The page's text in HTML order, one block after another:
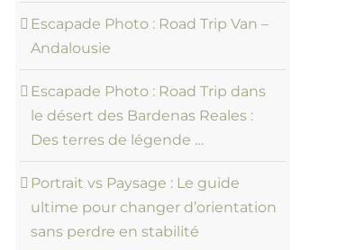
Escapade Photo : Road Trip Van –
Andalousie
Escapade Photo : Road Trip dans
le désert des Bardenas Reales :
Des terres de légende …
Portrait vs Paysage : Le guide
ultime pour changer d’orientation
sans perdre en stabilité